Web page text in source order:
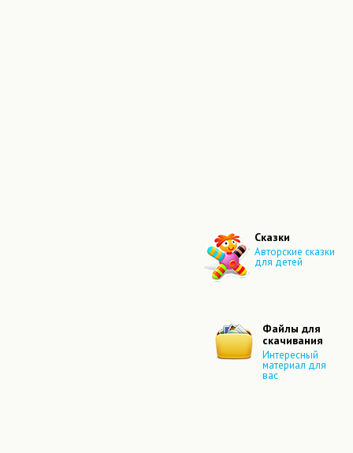
Сказки
Авторские сказки
для детей
Файлы для
скачивания
Интересный
материал для
вас